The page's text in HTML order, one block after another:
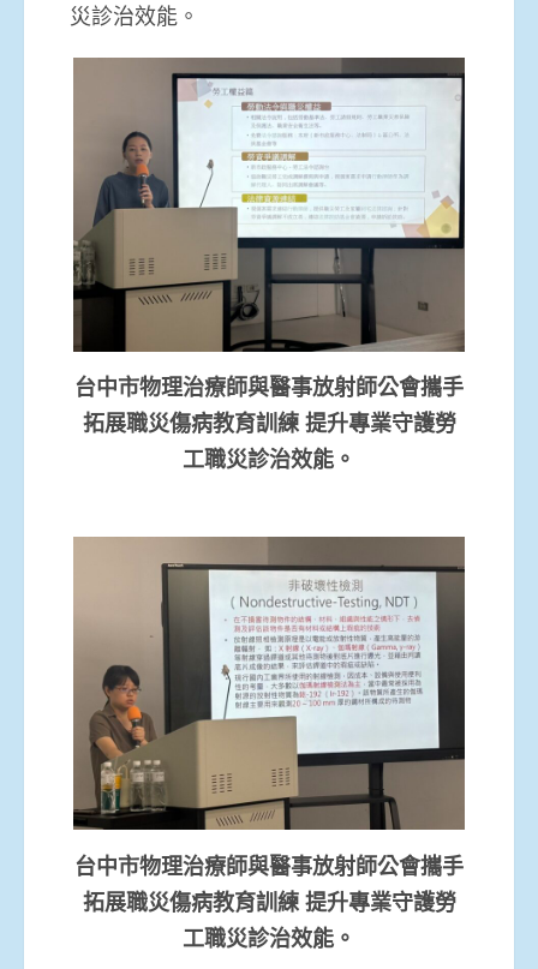
災診治效能。
台中市物理治療師與醫事放射師公會攜手
拓展職災傷病教育訓練 提升專業守護勞
工職災診治效能。
台中市物理治療師與醫事放射師公會攜手
拓展職災傷病教育訓練 提升專業守護勞
工職災診治效能。